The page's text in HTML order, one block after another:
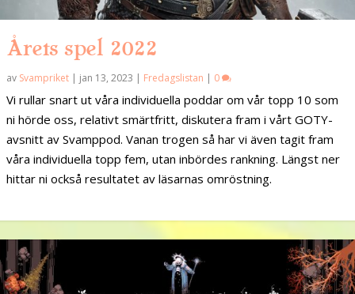
Årets spel 2022
av Svampriket | jan 13, 2023 | Fredagslistan | 0
Vi rullar snart ut våra individuella poddar om vår topp 10 som
ni hörde oss, relativt smärtfritt, diskutera fram i vårt GOTY-
avsnitt av Svamppod. Vanan trogen så har vi även tagit fram
våra individuella topp fem, utan inbördes rankning. Längst ner
hittar ni också resultatet av läsarnas omröstning.